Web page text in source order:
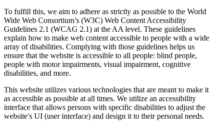
To fulfill this, we aim to adhere as strictly as possible to the World
Wide Web Consortium’s (W3C) Web Content Accessibility
Guidelines 2.1 (WCAG 2.1) at the AA level. These guidelines
explain how to make web content accessible to people with a wide
array of disabilities. Complying with those guidelines helps us
ensure that the website is accessible to all people: blind people,
people with motor impairments, visual impairment, cognitive
disabilities, and more.
This website utilizes various technologies that are meant to make it
as accessible as possible at all times. We utilize an accessibility
interface that allows persons with specific disabilities to adjust the
website’s UI (user interface) and design it to their personal needs.